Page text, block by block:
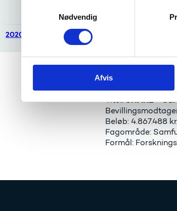
v
Nødvendig
Afvis
2020
SINCRYS -
Beløb: 25.000.000
Formål:
Titel:SHARE -
Beløb: 4.867.488
Fagområde:
Formål: